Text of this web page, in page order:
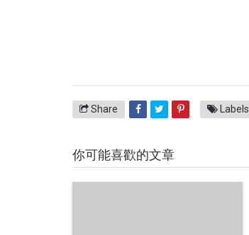
Share Labels
你可能喜歡的文章